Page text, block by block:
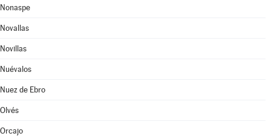
Nonaspe
Novallas
Novillas
Nuévalos
Nuez de Ebro
Olvés
Orcajo